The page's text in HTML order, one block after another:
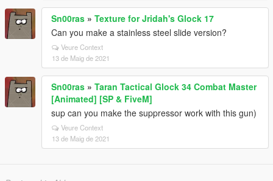
Sn00ras » Texture for Jridah's Glock 17
Can you make a stainless steel slide version?
Veure Context
13 de Maig de 2021
Sn00ras » Taran Tactical Glock 34 Combat Master
[Animated] [SP & FiveM]
sup can you make the suppressor work with this gun)
Veure Context
13 de Maig de 2021